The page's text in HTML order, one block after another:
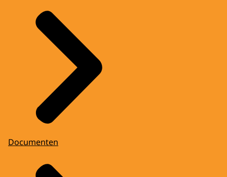
Documenten